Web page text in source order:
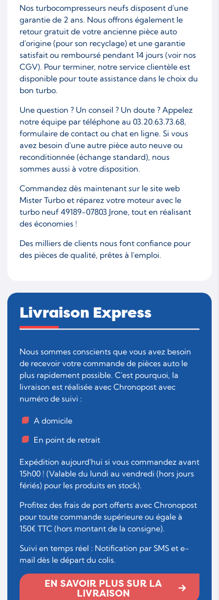
Nos turbocompresseurs neufs disposent d'une
garantie de 2 ans. Nous offrons également le
retour gratuit de votre ancienne pièce auto
d'origine (pour son recyclage) et une garantie
satisfait ou remboursé pendant 14 jours (voir nos
CGV). Pour terminer, notre service clientèle est
disponible pour toute assistance dans le choix du
bon turbo.
Une question ? Un conseil ? Un doute ? Appelez
notre équipe par téléphone au 03.20.63.73.68,
formulaire de contact ou chat en ligne. Si vous
avez besoin d'une autre pièce auto neuve ou
reconditionnée (échange standard), nous
sommes aussi à votre disposition.
Commandez dès maintenant sur le site web
Mister Turbo et réparez votre moteur avec le
turbo neuf 49189-07803 Jrone, tout en réalisant
des économies !
Des milliers de clients nous font confiance pour
des pièces de qualité, prêtes à l'emploi.
Livraison Express
Nous sommes conscients que vous avez besoin
de recevoir votre commande de pièces auto le
plus rapidement possible. C'est pourquoi, la
livraison est réalisée avec Chronopost avec
numéro de suivi :
A domicile
En point de retrait
Expédition aujourd'hui si vous commandez avant
15h00 ! (Valable du lundi au vendredi (hors jours
fériés) pour les produits en stock).
Profitez des frais de port offerts avec Chronopost
pour toute commande supérieure ou égale à
150€ TTC (hors montant de la consigne).
Suivi en temps réel : Notification par SMS et e-
mail dès le départ du colis.
EN SAVOIR PLUS SUR LA
LIVRAISON